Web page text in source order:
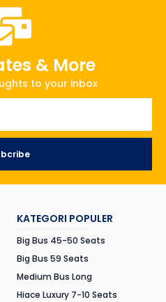
& More
to your inbox
KATEGORI POPULER
Big Bus 45-50 Seats
Big Bus 59 Seats
Medium Bus Long
Hiace Luxury 7-10 Seats